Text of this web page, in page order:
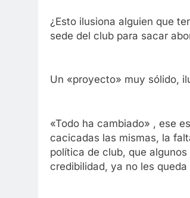
¿Esto ilusiona alguien que
sede del club para sacar
Un «proyecto» muy sólido,
«Todo ha cambiado» , ese
cacicadas las mismas, la
política de club, que
credibilidad, ya no les